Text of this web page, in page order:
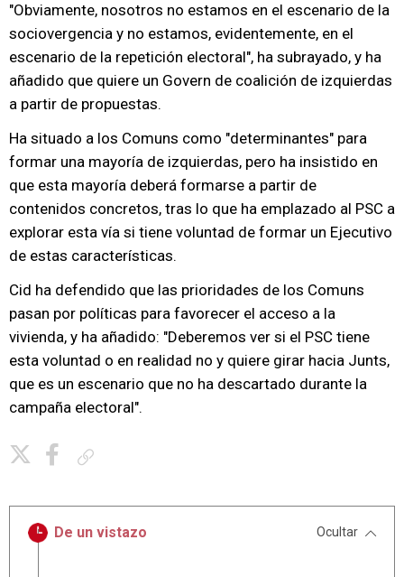
"Obviamente, nosotros no estamos en el escenario de la
sociovergencia y no estamos, evidentemente, en el
escenario de la repetición electoral", ha subrayado, y ha
añadido que quiere un Govern de coalición de izquierdas
a partir de propuestas.
Ha situado a los Comuns como "determinantes" para
formar una mayoría de izquierdas, pero ha insistido en
que esta mayoría deberá formarse a partir de
contenidos concretos, tras lo que ha emplazado al PSC a
explorar esta vía si tiene voluntad de formar un Ejecutivo
de estas características.
Cid ha defendido que las prioridades de los Comuns
pasan por políticas para favorecer el acceso a la
vivienda, y ha añadido: "Deberemos ver si el PSC tiene
esta voluntad o en realidad no y quiere girar hacia Junts,
que es un escenario que no ha descartado durante la
campaña electoral".
De un vistazo Ocultar